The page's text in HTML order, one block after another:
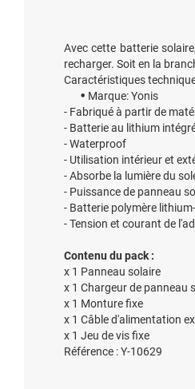
Avec cette batterie
recharger. Soit en la
Caractéristiques
Marque: Yonis
- Fabriqué à partir de
- Batterie au lithium
- Waterproof
- Utilisation intérieur et
- Absorbe la lumière du
- Puissance de panneau
- Batterie polymère
- Tension et courant de
Contenu du pack :
x 1 Panneau solaire
x 1 Chargeur de panneau
x 1 Monture fixe
x 1 Câble d'alimentation
x 1 Jeu de vis fixe
Référence : Y-10629